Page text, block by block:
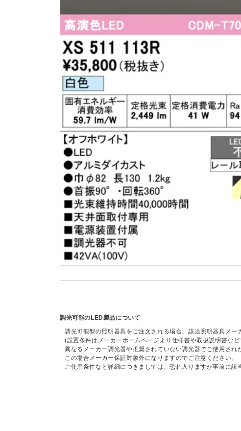
調光可能のLED製品について
調光可能型の照明器具をご注文される場合、該当照明器具メー
(設置条件はメーカーホームページより仕様書や取扱説明書な
異なるメーカー調光器や推奨されていない調光器でご使用さ
この場合メーカー保証対象外になりますのでご注意ください。
ご使用条件など詳細につきましては、恐れ入りますが事前に該